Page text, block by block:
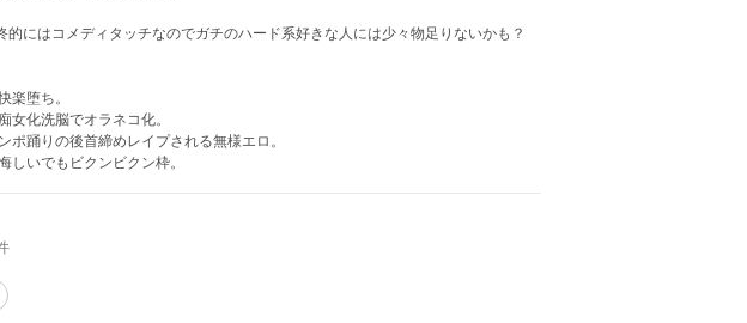
にはコメディタッチなのでガチのハード系好きな人には少々物足りないかも？
楽堕ち。
女化洗脳でオラネコ化。
ポ踊りの後首締めレイプされる無様エロ。
しいでもビクンビクン枠。